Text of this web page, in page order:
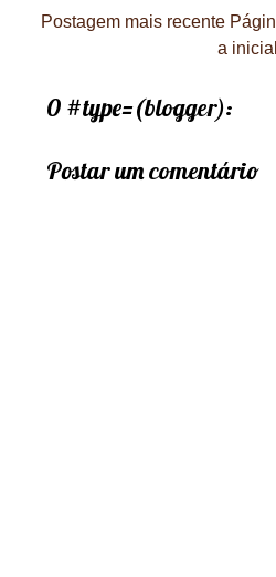
Postagem mais recente Págin
a inicial
0 #type=(blogger):
Postar um comentário